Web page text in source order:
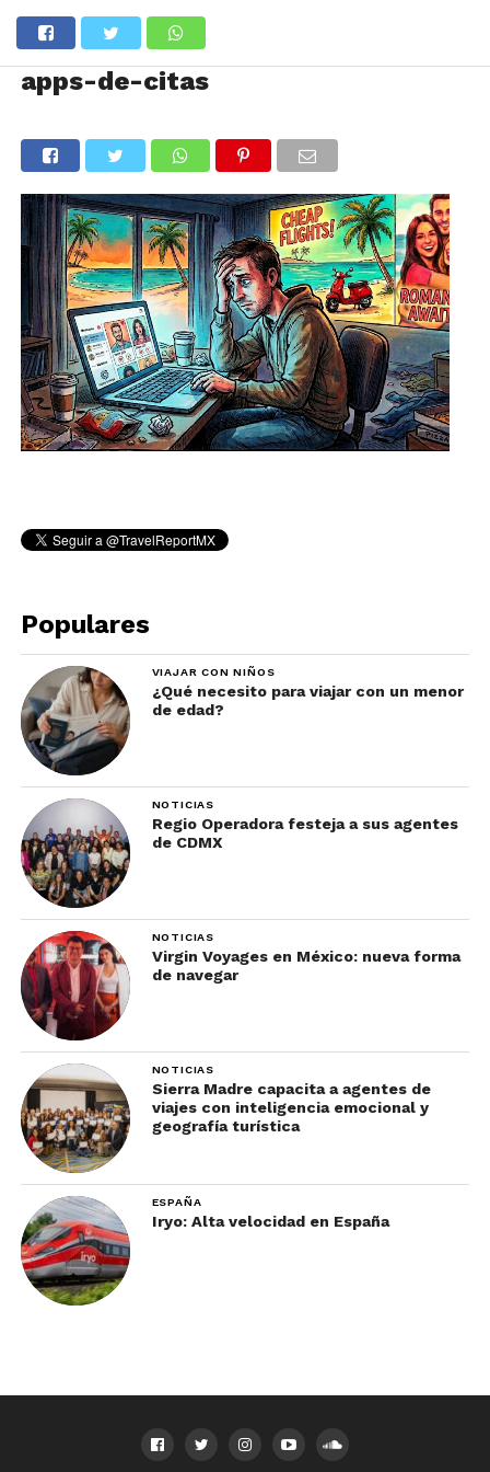
apps-de-citas
Populares
VIAJAR CON NIÑOS
¿Qué necesito para viajar con un menor
de edad?
NOTICIAS
Regio Operadora festeja a sus agentes
de CDMX
NOTICIAS
Virgin Voyages en México: nueva forma
de navegar
NOTICIAS
Sierra Madre capacita a agentes de
viajes con inteligencia emocional y
geografía turística
ESPAÑA
Iryo: Alta velocidad en España